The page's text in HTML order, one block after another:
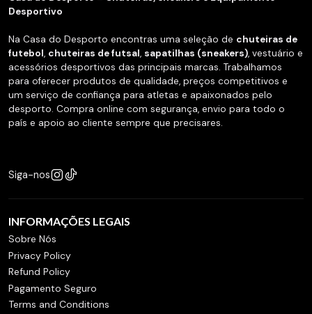
Desportivo
Na Casa do Desporto encontras uma seleção de chuteiras de
futebol, chuteiras de futsal, sapatilhas (sneakers), vestuário e
acessórios desportivos das principais marcas. Trabalhamos
para oferecer produtos de qualidade, preços competitivos e
um serviço de confiança para atletas e apaixonados pelo
desporto. Compra online com segurança, envio para todo o
país e apoio ao cliente sempre que precisares.
Siga-nos
INFORMAÇÕES LEGAIS
Sobre Nós
Privacy Policy
Refund Policy
Pagamento Seguro
Terms and Conditions